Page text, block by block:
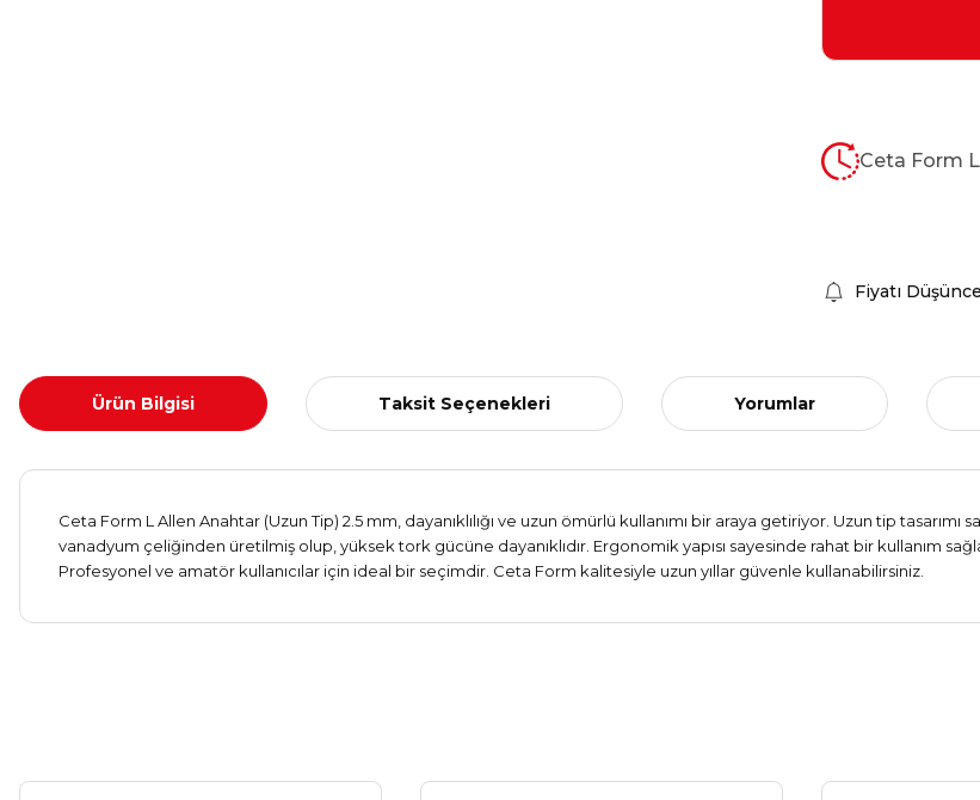
Ceta Form
Fiyatı
Ürün Bilgisi Taksit Seçenekleri Yorumlar
Ceta Form L Allen Anahtar (Uzun Tip) 2.5 mm, dayanıklılığı ve uzun ömürlü kullanımı bir araya getiriyor. Uzun tip
vanadyum çeliğinden üretilmiş olup, yüksek tork gücüne dayanıklıdır. Ergonomik yapısı sayesinde rahat bir kullanım
Profesyonel ve amatör kullanıcılar için ideal bir seçimdir. Ceta Form kalitesiyle uzun yıllar güvenle kullanabilirsiniz.
Yorum Yaz
Soru Sor